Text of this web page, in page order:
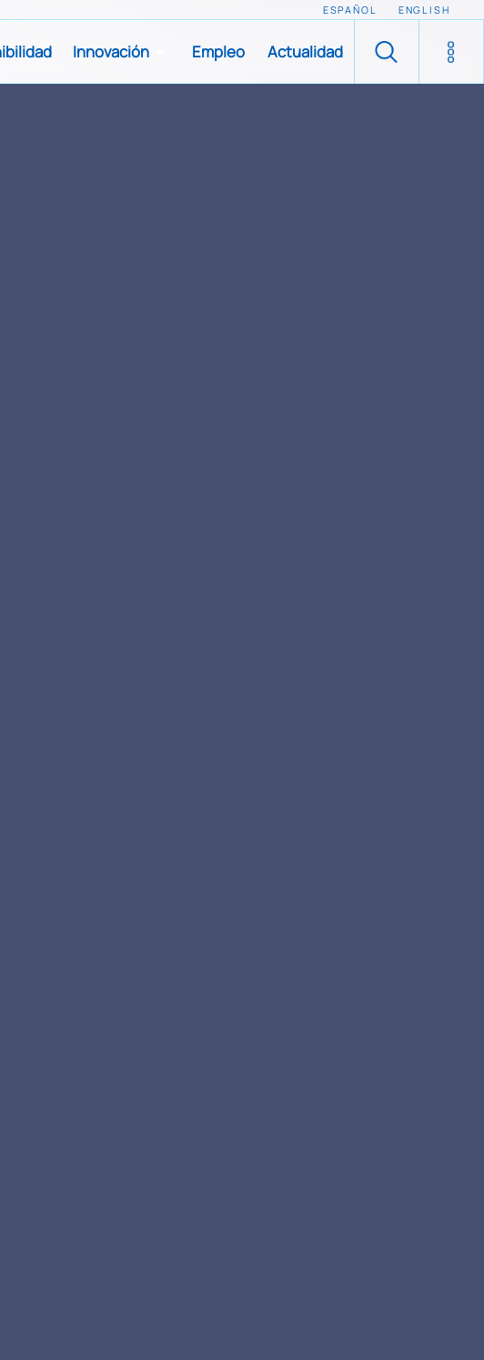
ESPAÑOL ENGLISH
Innovación Empleo Actualidad